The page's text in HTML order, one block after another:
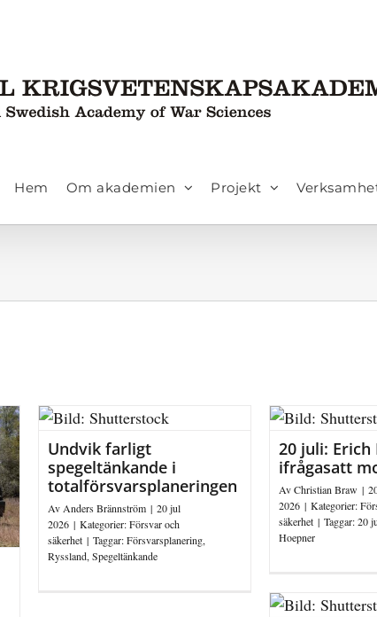
Hem Om akademien Projekt
Undvik farligt
spegeltänkande i
totalförsvarsplaneringen
Av Anders Brännström | 20 jul
2026 | Kategorier:Försvar och
säkerhet | Taggar:Försvarsplanering,
Ryssland, Spegeltänkande
20 juli: Erich
ifrågasatt
AvChristian Braw |
2026 | Kategorier:
säkerhet | Taggar:20
Hoepner